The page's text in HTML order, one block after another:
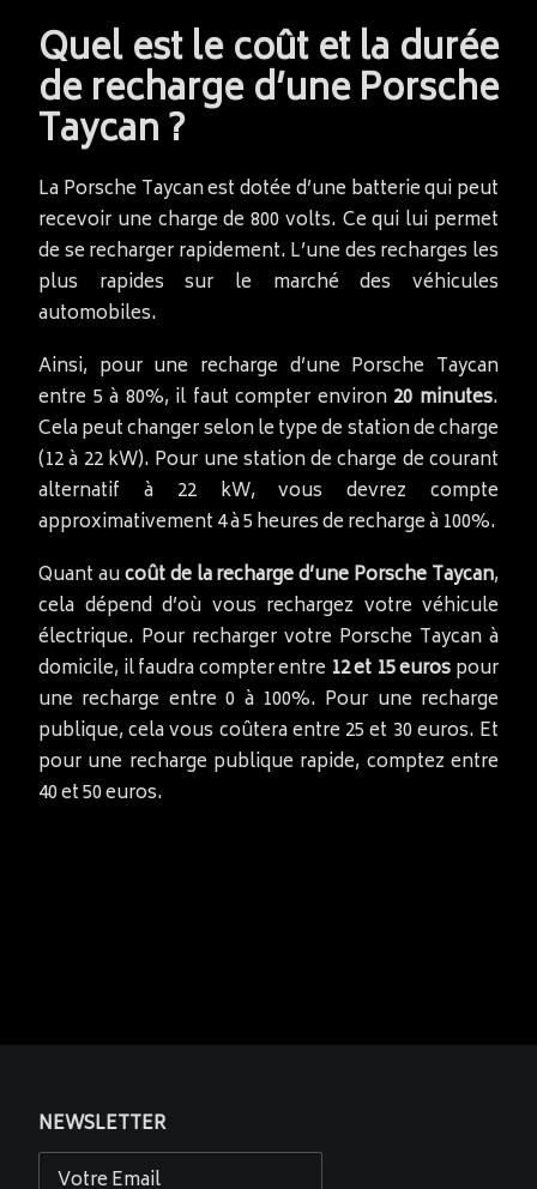
Quel est le coût et la durée
de recharge d’une Porsche
Taycan ?
La Porsche Taycan est dotée d’une batterie qui peut
recevoir une charge de 800 volts. Ce qui lui permet
de se recharger rapidement. L’une des recharges les
plus rapides sur le marché des véhicules
automobiles.
Ainsi, pour une recharge d’une Porsche Taycan
entre 5 à 80%, il faut compter environ 20 minutes.
Cela peut changer selon le type de station de charge
(12 à 22 kW). Pour une station de charge de courant
alternatif à 22 kW, vous devrez compte
approximativement 4 à 5 heures de recharge à 100%.
Quant aucoût de la recharge d’une Porsche Taycan,
cela dépend d’où vous rechargez votre véhicule
électrique. Pour recharger votre Porsche Taycan à
domicile, il faudra compter entre 12 et 15 eurospour
une recharge entre 0 à 100%. Pour une recharge
publique, cela vous coûtera entre 25 et 30 euros. Et
pour une recharge publique rapide, comptez entre
40 et 50 euros.
NEWSLETTER